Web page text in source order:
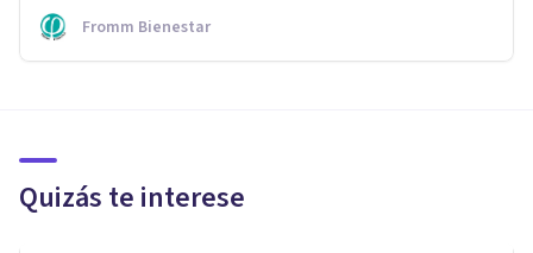
Fromm Bienestar
Quizás te interese